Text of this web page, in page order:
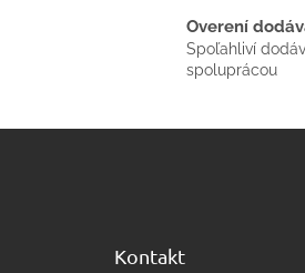
Overení
Spoľahliví
spoluprácou
Kontakt